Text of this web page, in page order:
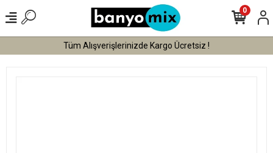
Tüm Alışverişlerinizde Kargo Ücretsiz !
0